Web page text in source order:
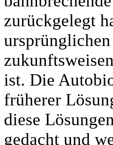
zurückgelegt
ist. Die
früherer
diese
gedacht und